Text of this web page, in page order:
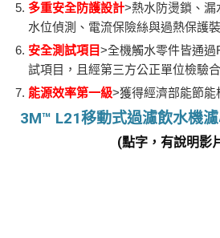
多重安全防護設計>熱水防燙鎖、漏
水位偵測、電流保險絲與過熱保護
安全測試項目>全機觸水零件皆通過
試項目，且經第三方公正單位檢驗合
能源效率第一級>獲得經濟部能節能
3M™ L21移動式過濾飲水機
(點字，有說明影